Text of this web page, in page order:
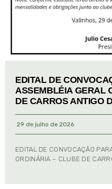
EDITAL DE
ASSEMBLÉIA GERAL
DE CARROS ANTIGO
29 de julho de 2026
EDITAL DE CONVOCAÇÃO
ORDINÁRIA – CLUBE DE